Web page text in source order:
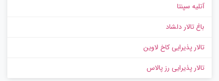
آتلیه سپنتا
باغ تالار دلشاد
تالار پذیرایی کاخ لاوین
تالار پذیرایی رز پالاس